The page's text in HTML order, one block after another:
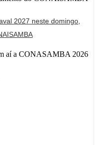
2027 neste domingo,